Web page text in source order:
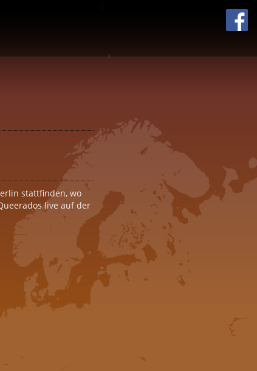
stattfinden, wo
live auf der